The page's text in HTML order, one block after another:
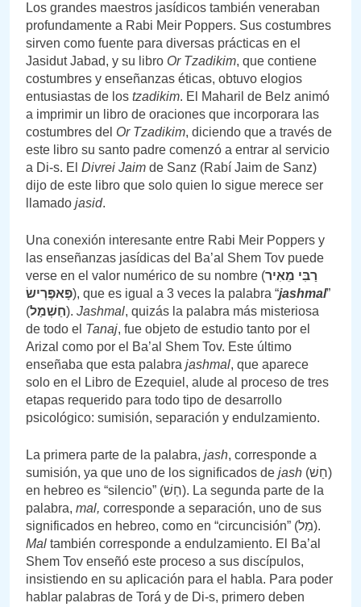
Los grandes maestros jasídicos también veneraban
profundamente a Rabi Meir Poppers. Sus costumbres
sirven como fuente para diversas prácticas en el
Jasidut Jabad, y su libro Or Tzadikim, que contiene
costumbres y enseñanzas éticas, obtuvo elogios
entusiastas de los tzadikim. El Maharil de Belz animó
a imprimir un libro de oraciones que incorporara las
costumbres del Or Tzadikim, diciendo que a través de
este libro su santo padre comenzó a entrar al servicio
a Di-s. El Divrei Jaim de Sanz (Rabí Jaim de Sanz)
dijo de este libro que solo quien lo sigue merece ser
llamado jasid.
Una conexión interesante entre Rabi Meir Poppers y
las enseñanzas jasídicas del Ba’al Shem Tov puede
verse en el valor numérico de su nombre (רַבִּי מֵאִיר
פָּאפֶּרְישׂ), que es igual a 3 veces la palabra “jashmal”
(חַשְׁמַל). Jashmal, quizás la palabra más misteriosa
de todo el Tanaj, fue objeto de estudio tanto por el
Arizal como por el Ba’al Shem Tov. Este último
enseñaba que esta palabra jashmal, que aparece
solo en el Libro de Ezequiel, alude al proceso de tres
etapas requerido para todo tipo de desarrollo
psicológico: sumisión, separación y endulzamiento.
La primera parte de la palabra, jash, corresponde a
sumisión, ya que uno de los significados de jash (חַשׁ)
en hebreo es “silencio” (חַשׁ). La segunda parte de la
palabra, mal, corresponde a separación, uno de sus
significados en hebreo, como en “circuncisión” (מַל).
Mal también corresponde a endulzamiento. El Ba’al
Shem Tov enseñó este proceso a sus discípulos,
insistiendo en su aplicación para el habla. Para poder
hablar palabras de Torá y de Di-s, primero deben